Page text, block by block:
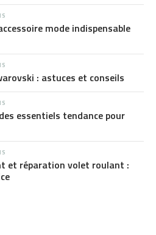
mode indispensable
: astuces et conseils
essentiels tendance pour
et réparation volet roulant :